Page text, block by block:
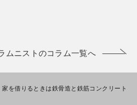
ムニストのコラム一覧へ
家を借りるときは鉄骨造と鉄筋コンクリート